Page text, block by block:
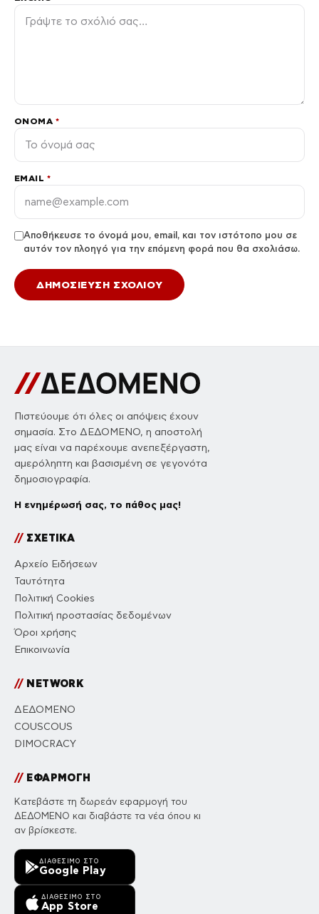
ΌΝΟΜΑ *
EMAIL *
Αποθήκευσε το όνομά μου, email, και τον ιστότοπο μου σε
αυτόν τον πλοηγό για την επόμενη φορά που θα σχολιάσω.
Πιστεύουμε ότι όλες οι απόψεις έχουν
σημασία. Στο ΔΕΔΟΜΕΝΟ, η αποστολή
μας είναι να παρέχουμε ανεπεξέργαστη,
αμερόληπτη και βασισμένη σε γεγονότα
δημοσιογραφία.
Η ενημέρωσή σας, το πάθος μας!
//ΣΧΕΤΙΚΑ
Αρχείο Ειδήσεων
Ταυτότητα
Πολιτική Cookies
Πολιτική προστασίας δεδομένων
Όροι χρήσης
Επικοινωνία
//NETWORK
ΔΕΔΟΜΕΝΟ
COUSCOUS
DIMOCRACY
//ΕΦΑΡΜΟΓΗ
Κατεβάστε τη δωρεάν εφαρμογή του
ΔΕΔΟΜΕΝΟ και διαβάστε τα νέα όπου κι
αν βρίσκεστε.
ΔΙΑΘΈΣΙΜΟ ΣΤΟ
Google Play
ΔΙΑΘΈΣΙΜΟ ΣΤΟ
App Store